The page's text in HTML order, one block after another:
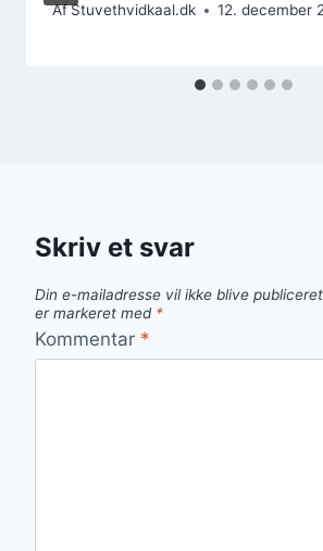
AfStuvethvidkaal.dk 12. december
Skriv et svar
Din e-mailadresse vil ikke blive
er markeret med *
Kommentar *